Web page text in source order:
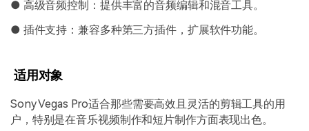
● 高级音频控制：提供丰富的音频编辑和混音工具。
● 插件支持：兼容多种第三方插件，扩展软件功能。
适用对象
Sony Vegas Pro适合那些需要高效且灵活的剪辑工具的用
户，特别是在音乐视频制作和短片制作方面表现出色。